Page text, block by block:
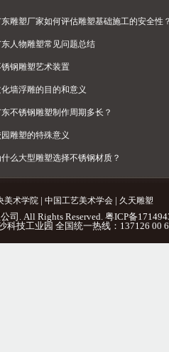
东雕塑厂家如何评估雕塑基础施工的安全性
东人物雕塑常见问题总结
钢雕塑艺术装置
墙浮雕的目的和意义
东不锈钢雕塑制作周期多长？
雕塑的特殊意义
什么大型雕塑选择不锈钢材质？
美术学院 | 中国工艺美术学会 | 久天雕塑
司. All Rights Reserved. 粤ICP备
科技工业园 全国统一热线：137126 00